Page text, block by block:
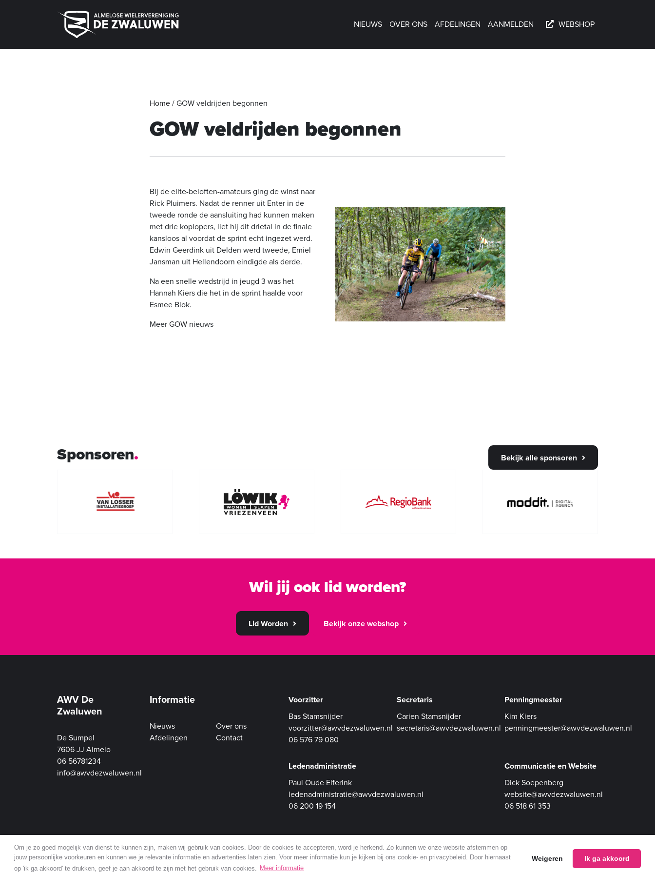
Om je zo goed mogelijk van dienst te kunnen zijn, maken wij gebruik van cookies. Door de cookies te accepteren, word je herkend. Zo kunnen we onze website afstemmen op
jouw persoonlijke voorkeuren en kunnen we je relevante informatie en advertenties laten zien. Voor meer informatie kun je kijken bij ons cookie- en privacybeleid. Door hiernaast
op 'ik ga akkoord' te drukken, geef je aan akkoord te zijn met het gebruik van cookies.
Meer informatie
Weigeren Ik ga akkoord
NIEUWS OVER ONS AFDELINGEN AANMELDEN WEBSHOP
Home / GOW veldrijden begonnen
GOW veldrijden begonnen
Bij de elite-beloften-amateurs ging de winst naar
Rick Pluimers. Nadat de renner uit Enter in de
tweede ronde de aansluiting had kunnen maken
met drie koplopers, liet hij dit drietal in de finale
kansloos al voordat de sprint echt ingezet werd.
Edwin Geerdink uit Delden werd tweede, Emiel
Jansman uit Hellendoorn eindigde als derde.
Na een snelle wedstrijd in jeugd 3 was het
Hannah Kiers die het in de sprint haalde voor
Esmee Blok.
Meer GOW nieuws
Sponsoren Bekijk alle sponsoren
Wil jij ook lid worden?
Lid Worden Bekijk onze webshop
AWV De
Zwaluwen
De Sumpel
7606 JJ Almelo
06 56781234
info@awvdezwaluwen.nl
Informatie
Nieuws
Afdelingen
Over ons
Contact
Voorzitter
Bas Stamsnijder
voorzitter@awvdezwaluwen.nl
06 576 79 080
Secretaris
Carien Stamsnijder
secretaris@awvdezwaluwen.nl
Penningmeester
Kim Kiers
penningmeester@awvdezwaluwen.nl
Ledenadministratie
Paul Oude Elferink
ledenadministratie@awvdezwaluwen.nl
06 200 19 154
Communicatie en Website
Dick Soepenberg
website@awvdezwaluwen.nl
06 518 61 353